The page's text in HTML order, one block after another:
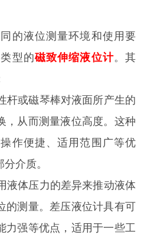
的液位测量环境和使用要
型的磁致伸缩液位计。其
杆或磁琴棒对液面所产生的
，从而测量液位高度。这种
作便捷、适用范围广等优
介质。
液体压力的差异来推动液体
的测量。差压液位计具有可
力强等优点，适用于一些工